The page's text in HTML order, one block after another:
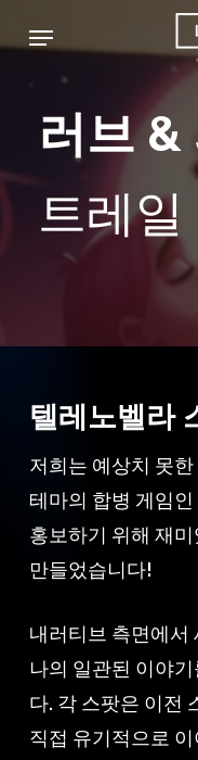
to
content
Menu
러브 &
트레일
텔레노벨라
저희는 예상치 못
테마의 합병 게임
홍보하기 위해 재
만들었습니다!
내러티브 측면에서
나의 일관된 이야
다. 각 스팟은 이전
직접 유기적으로